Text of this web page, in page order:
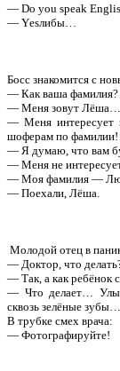
— Dо уоu sреаk
— Yеsлибы…
Босс знакомится с
— Как ваша фамилия?
— Меня зовут Лёша…
— Меня интересует
шоферам по фамилии!
— Я думаю, что вам
— Меня не
— Моя фамилия —
— Поехали, Лёша.
Молодой отец в
— Доктор, что
— Так, а как ребёнок
— Что делает…
сквозь зелёные
В трубке смех врача:
— Фотографируйте!